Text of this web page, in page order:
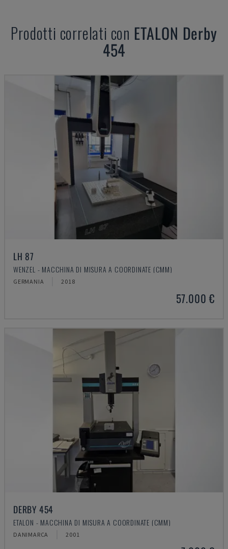
Prodotti correlati con ETALON Derby
454
LH 87
WENZEL - MACCHINA DI MISURA A COORDINATE (CMM)
GERMANIA 2018
57.000 €
DERBY 454
ETALON - MACCHINA DI MISURA A COORDINATE (CMM)
DANIMARCA 2001